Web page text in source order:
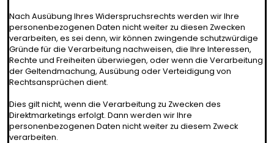
Nach Ausübung Ihres Widerspruchsrechts werden wir Ihre
personenbezogenen Daten nicht weiter zu diesen Zwecken
verarbeiten, es sei denn, wir können zwingende schutzwürdige
Gründe für die Verarbeitung nachweisen, die Ihre Interessen,
Rechte und Freiheiten überwiegen, oder wenn die Verarbeitung
der Geltendmachung, Ausübung oder Verteidigung von
Rechtsansprüchen dient.
Dies gilt nicht, wenn die Verarbeitung zu Zwecken des
Direktmarketings erfolgt. Dann werden wir Ihre
personenbezogenen Daten nicht weiter zu diesem Zweck
verarbeiten.